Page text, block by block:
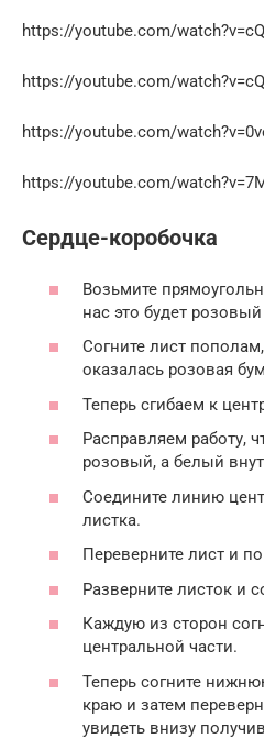
https://youtube.com/
https://youtube.com/
https://youtube.com/
https://youtube.com/
Сердце-коробочка
Возьмите
нас это будет
Согните лист
оказалась розовая
Теперь сгибаем к
Расправляем работу,
розовый, а белый
Соедините линию
листка.
Переверните лист и
Разверните листок и
Каждую из сторон
центральной части.
Теперь согните
краю и затем
увидеть внизу